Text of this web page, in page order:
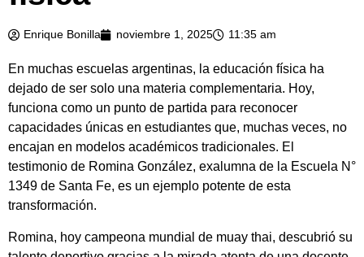
Enrique Bonilla noviembre 1, 2025 11:35 am
En muchas escuelas argentinas, la educación física ha
dejado de ser solo una materia complementaria. Hoy,
funciona como un punto de partida para reconocer
capacidades únicas en estudiantes que, muchas veces, no
encajan en modelos académicos tradicionales. El
testimonio de Romina González, exalumna de la Escuela N°
1349 de Santa Fe, es un ejemplo potente de esta
transformación.
Romina, hoy campeona mundial de muay thai, descubrió su